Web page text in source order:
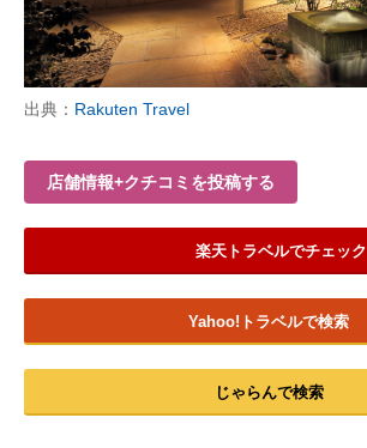
AI活用のいまが分かる
マーケ×ITの今がよく分かる
ITエンジニア向け専門サイト
企業向けIT製品の総合サイト
製造業のIT導入・活用を支援
出典： Rakuten Travel
店舗情報+クチコミを投稿する
楽天トラベルでチェック
Yahoo!トラベルで検索
じゃらんで検索